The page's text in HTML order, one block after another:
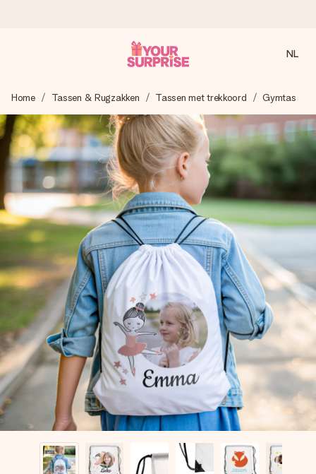
We maken jouw cadeau met zorg en zorgen dat het
razendsnel onderweg is - zodat jij kunt geven op precies
het juiste moment, wanneer het het meeste betekent.
4,8 (gebaseerd op +8.000 reviews)
Onze cadeaus worden gewaardeerd. Klanten beoordelen
ons met een 4,7 op Google Reviews
Gratis wenskaartje
Je maakt in een paar stappen iets unieks – met haar naam,
jullie foto of een boodschap die raakt. Zonder gedoe, maar
met alle aandacht voor het moment.
NL
Home Tassen & Rugzakken Tassen met trekkoord Gymtas